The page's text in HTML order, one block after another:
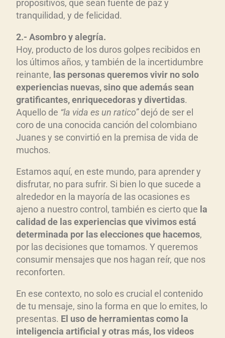
propositivos, que sean fuente de paz y
tranquilidad, y de felicidad.
2.- Asombro y alegría.
Hoy, producto de los duros golpes recibidos en
los últimos años, y también de la incertidumbre
reinante, las personas queremos vivir no solo
experiencias nuevas, sino que además sean
gratificantes, enriquecedoras y divertidas.
Aquello de “la vida es un ratico”dejó de ser el
coro de una conocida canción del colombiano
Juanes y se convirtió en la premisa de vida de
muchos.
Estamos aquí, en este mundo, para aprender y
disfrutar, no para sufrir. Si bien lo que sucede a
alrededor en la mayoría de las ocasiones es
ajeno a nuestro control, también es cierto que la
calidad de las experiencias que vivimos está
determinada por las elecciones que hacemos,
por las decisiones que tomamos. Y queremos
consumir mensajes que nos hagan reír, que nos
reconforten.
En ese contexto, no solo es crucial el contenido
de tu mensaje, sino la forma en que lo emites, lo
presentas. El uso de herramientas como la
inteligencia artificial y otras más, los videos